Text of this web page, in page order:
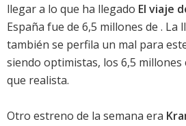
llegar a lo que ha llegado El viaje
España fue de 6,5 millones de . La
también se perfila un mal para
siendo optimistas, los 6,5
que realista.
Otro estreno de la semana era